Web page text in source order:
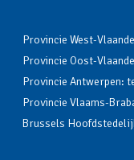
Provincie West-
Provincie Oost-
Provincie Antwerpen:
Provincie Vlaams-
Brussels